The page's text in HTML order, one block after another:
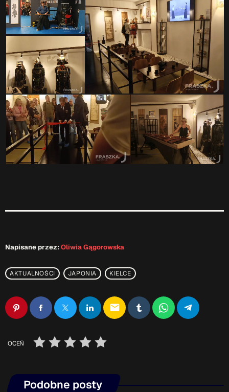
Napisane przez: Oliwia Gągorowska
AKTUALNOŚCI JAPONIA KIELCE
email
OCEŃ
Podobne posty